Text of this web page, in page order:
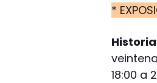
*
18:00 a